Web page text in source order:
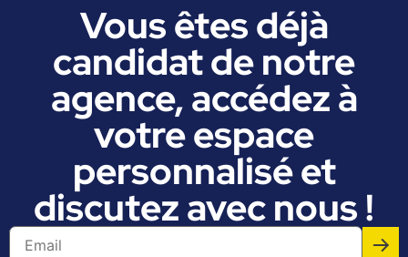
Vous êtes déjà
candidat de notre
agence, accédez à
votre espace
personnalisé et
discutez avec nous !